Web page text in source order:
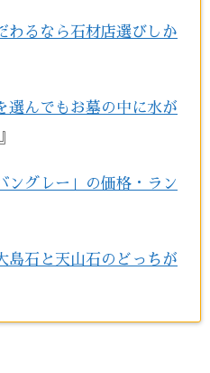
わるなら石材店選びしか
選んでもお墓の中に水が
』
ングレー」の価格・ラン
島石と天山石のどっちが